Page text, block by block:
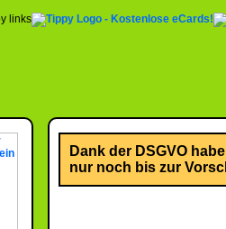
Dank der DSGVO
nur noch bis zur